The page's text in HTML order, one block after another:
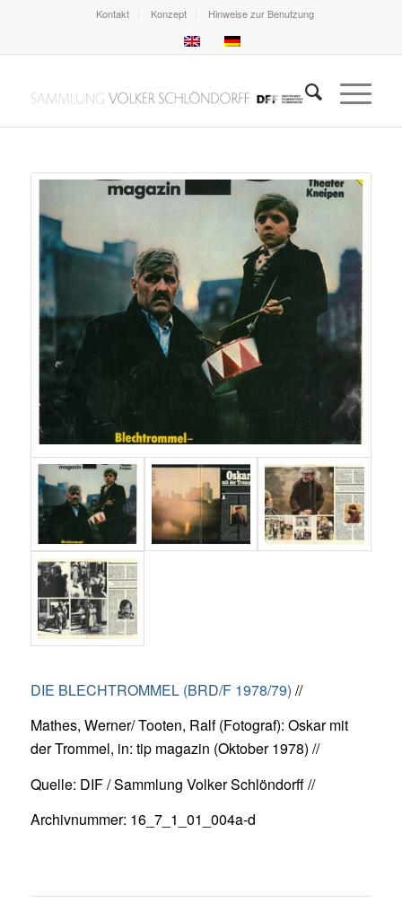
Kontakt Konzept Hinweise zur Benutzung
DIE BLECHTROMMEL (BRD/F 1978/79) //
Mathes, Werner/ Tooten, Ralf (Fotograf): Oskar mit
der Trommel, in: tip magazin (Oktober 1978) //
Quelle: DIF / Sammlung Volker Schlöndorff //
Archivnummer: 16_7_1_01_004a-d